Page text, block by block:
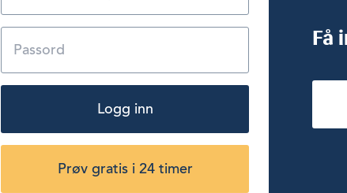
Logg inn
Prøv gratis i 24 timer
Få